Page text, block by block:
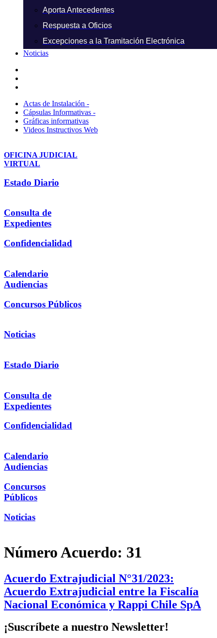
Aporta Antecedentes
Respuesta a Oficios
Excepciones a la Tramitación Electrónica
Noticias
Actas de Instalación -
Cápsulas Informativas -
Gráficas informativas
Videos Instructivos Web
OFICINA JUDICIAL
VIRTUAL
Estado Diario
Consulta de
Expedientes
Confidencialidad
Calendario
Audiencias
Concursos Públicos
Noticias
Estado Diario
Consulta de
Expedientes
Confidencialidad
Calendario
Audiencias
Concursos
Públicos
Noticias
Número Acuerdo: 31
Acuerdo Extrajudicial N°31/2023:
Acuerdo Extrajudicial entre la Fiscalía
Nacional Económica y Rappi Chile SpA
¡Suscríbete a nuestro Newsletter!